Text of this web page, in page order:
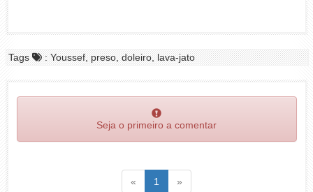
Tags : Youssef, preso, doleiro, lava-jato
Seja o primeiro a comentar
« Voltar1 (atual)
»